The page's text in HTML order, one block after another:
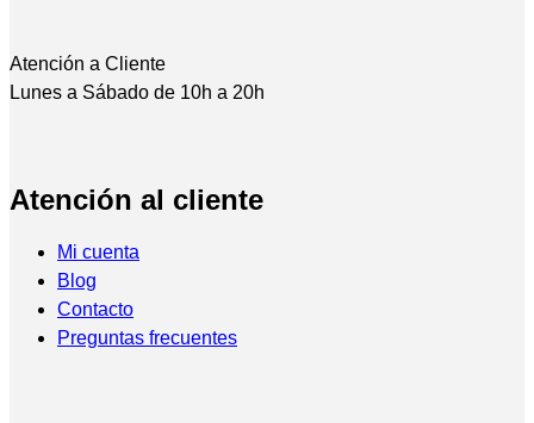
Atención a Cliente
Lunes a Sábado de 10h a 20h
Atención al cliente
Mi cuenta
Blog
Contacto
Preguntas frecuentes